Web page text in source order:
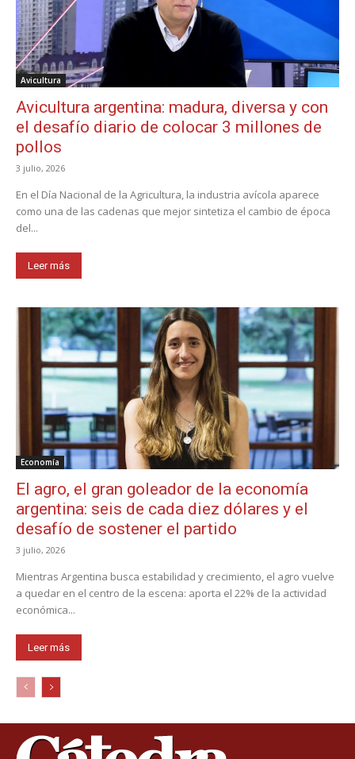
Avicultura
Avicultura argentina: madura, diversa y con
el desafío diario de colocar 3 millones de
pollos
3 julio, 2026
En el Día Nacional de la Agricultura, la industria avícola aparece
como una de las cadenas que mejor sintetiza el cambio de época
del...
Leer más
Economía
El agro, el gran goleador de la economía
argentina: seis de cada diez dólares y el
desafío de sostener el partido
3 julio, 2026
Mientras Argentina busca estabilidad y crecimiento, el agro vuelve
a quedar en el centro de la escena: aporta el 22% de la actividad
económica...
Leer más